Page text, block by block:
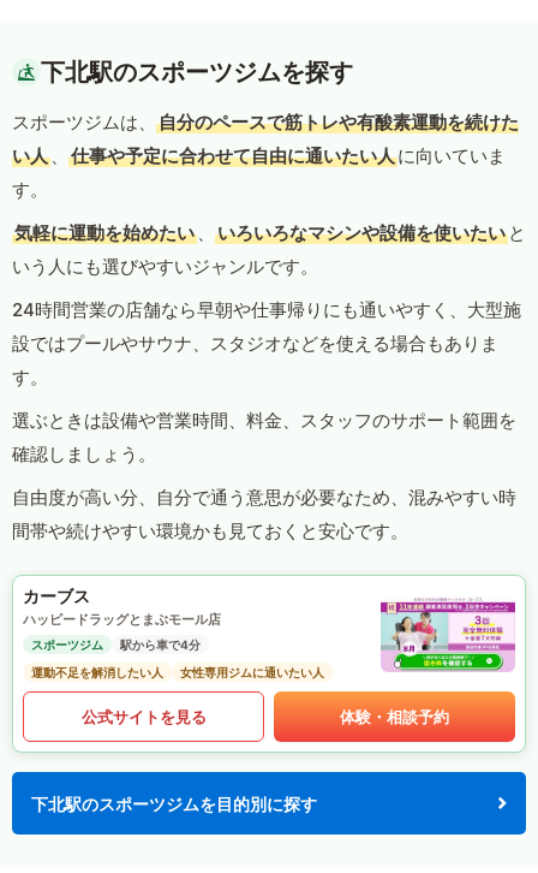
下北駅のスポーツジムを探す
スポーツジムは、
自分のペースで筋トレや有酸素運動を続けた
い人 、 仕事や予定に合わせて自由に通いたい人に向いていま
す。
気軽に運動を始めたい 、 いろいろなマシンや設備を使いたい と
いう人にも選びやすいジャンルです。
24時間営業の店舗なら早朝や仕事帰りにも通いやすく、大型施
設ではプールやサウナ、スタジオなどを使える場合もありま
す。
選ぶときは設備や営業時間、料金、スタッフのサポート範囲を
確認しましょう。
自由度が高い分、自分で通う意思が必要なため、混みやすい時
間帯や続けやすい環境かも見ておくと安心です。
カーブス
ハッピードラッグとまぶモール店
スポーツジム
駅から車で4分
運動不足を解消したい人
女性専用ジムに通いたい人
公式サイトを見る 体験・相談予約
下北駅のスポーツジムを目的別に探す